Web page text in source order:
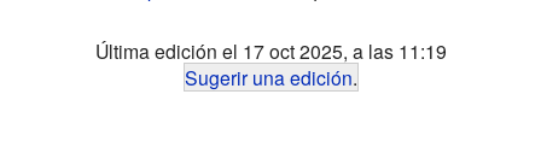
Última edición el 17 oct 2025, a las 11:19
Sugerir una edición.